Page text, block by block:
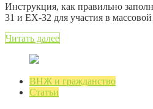
Инструкция, как правильно
31 и EX-32 для участия в
Читать далее
ВНЖ и гражданство
Статьи